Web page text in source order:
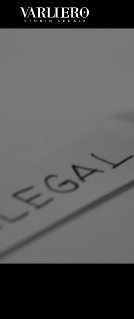
PRENDI UN APPUNTAMENTO